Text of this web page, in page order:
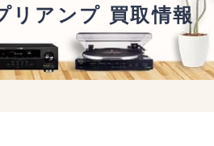
アンプ 買取情報